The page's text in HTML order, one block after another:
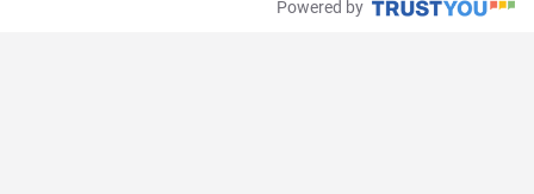
Powered by